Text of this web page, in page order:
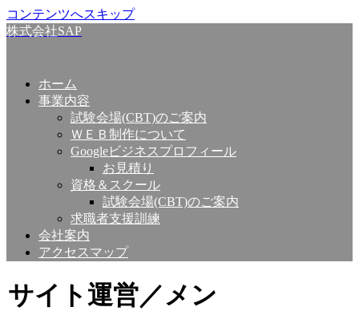
コンテンツへスキップ
株式会社SAP
ホーム
事業内容
試験会場(CBT)のご案内
ＷＥＢ制作について
Googleビジネスプロフィール
お見積り
資格＆スクール
試験会場(CBT)のご案内
求職者支援訓練
会社案内
アクセスマップ
サイト運営／メン